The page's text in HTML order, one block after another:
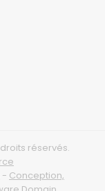
réservés.
- Conception,